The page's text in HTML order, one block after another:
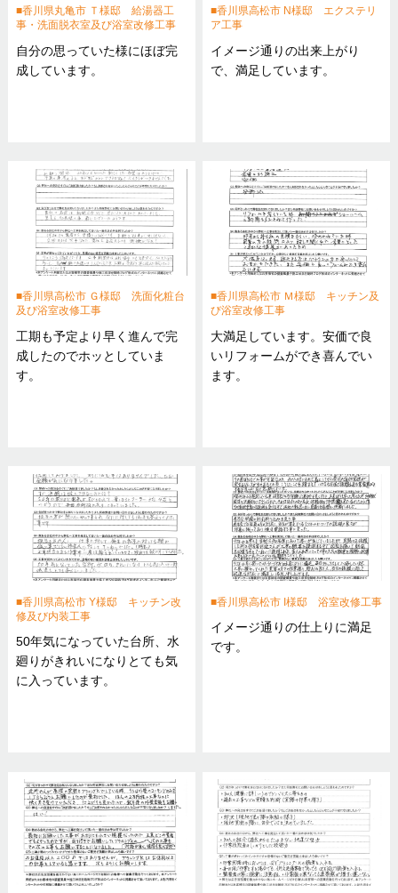
香川県丸亀市 Ｔ様邸 給湯器工
事・洗面脱衣室及び浴室改修工事
自分の思っていた様にほぼ完
成しています。
香川県高松市 N様邸 エクステリ
ア工事
イメージ通りの出来上がり
で、満足しています。
香川県高松市 Ｇ様邸 洗面化粧台
及び浴室改修工事
工期も予定より早く進んで完
成したのでホッとしていま
す。
香川県高松市 Ｍ様邸 キッチン及
び浴室改修工事
大満足しています。安価で良
いリフォームができ喜んでい
ます。
香川県高松市 Y様邸 キッチン改
修及び内装工事
50年気になっていた台所、水
廻りがきれいになりとても気
に入っています。
香川県高松市 I様邸 浴室改修工事
イメージ通りの仕上りに満足
です。